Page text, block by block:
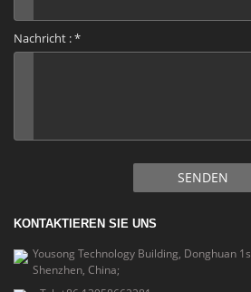
Nachricht :*
SENDEN
KONTAKTIEREN SIE UNS
Yousong Technology Building, Donghuan
Shenzhen, China;